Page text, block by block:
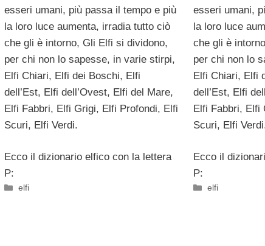
esseri umani, più passa il tempo e più
la loro luce aumenta, irradia tutto ciò
che gli è intorno, Gli Elfi si dividono,
per chi non lo sapesse, in varie stirpi,
Elfi Chiari, Elfi dei Boschi, Elfi
dell’Est, Elfi dell’Ovest, Elfi del Mare,
Elfi Fabbri, Elfi Grigi, Elfi Profondi, Elfi
Scuri, Elfi Verdi.
Ecco il dizionario elfico con la lettera
P:
Categorie
elfi
esseri umani,
la loro luce
che gli è
per chi non lo
Elfi Chiari, Elfi
dell’Est, Elfi
Elfi Fabbri, Elfi
Scuri, Elfi
Ecco il
P:
Categorie
elfi